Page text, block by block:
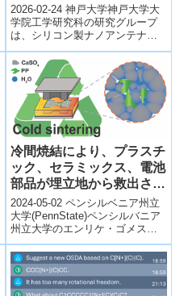
光特性を解明～
2026-02-24 神戸大学神戸大学大
学院工学研究科の研究グループ
は、シリコン製ナノアンテナ近
傍で生じる円偏光のヘリシティ
（回転方向）を制御し、その空
間分布を...
冷間焼結により、プラスチ
ック、セラミックス、電池
部品が埋立地から救出され
る可能性(Cold sintering
may rescue plastic,
ceramics, battery
components from
landfills)
2024-05-02 ペンシルベニア州立
大学(PennState)ペンシルバニア
州立大学のエンリケ・ゴメス教
授は、リサイクルが必ずしも物
品の最終的な埋め立て処分...